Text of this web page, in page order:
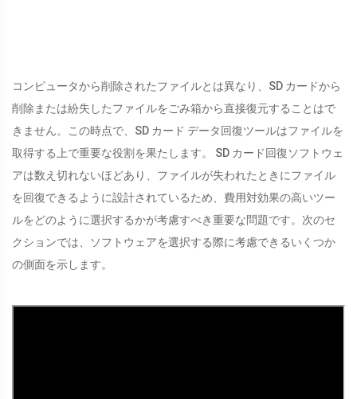
コンピュータから削除されたファイルとは異なり、SD カードから
削除または紛失したファイルをごみ箱から直接復元することはで
きません。この時点で、SD カード データ回復ツールはファイルを
取得する上で重要な役割を果たします。 SD カード回復ソフトウェ
アは数え切れないほどあり、ファイルが失われたときにファイル
を回復できるように設計されているため、費用対効果の高いツー
ルをどのように選択するかが考慮すべき重要な問題です。次のセ
クションでは、ソフトウェアを選択する際に考慮できるいくつか
の側面を示します。